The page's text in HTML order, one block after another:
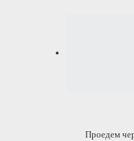
Проедем